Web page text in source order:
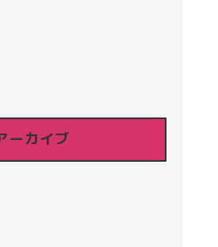
ーカイブ